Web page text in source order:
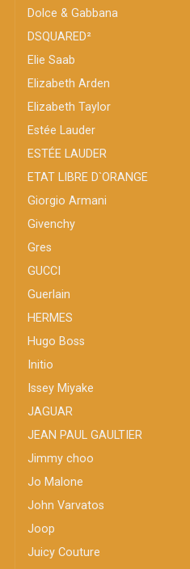
Dolce & Gabbana
DSQUARED²
Elie Saab
Elizabeth Arden
Elizabeth Taylor
Estée Lauder
ESTÉE LAUDER
ETAT LIBRE D`ORANGE
Giorgio Armani
Givenchy
Gres
GUCCI
Guerlain
HERMES
Hugo Boss
Initio
Issey Miyake
JAGUAR
JEAN PAUL GAULTIER
Jimmy choo
Jo Malone
John Varvatos
Joop
Juicy Couture